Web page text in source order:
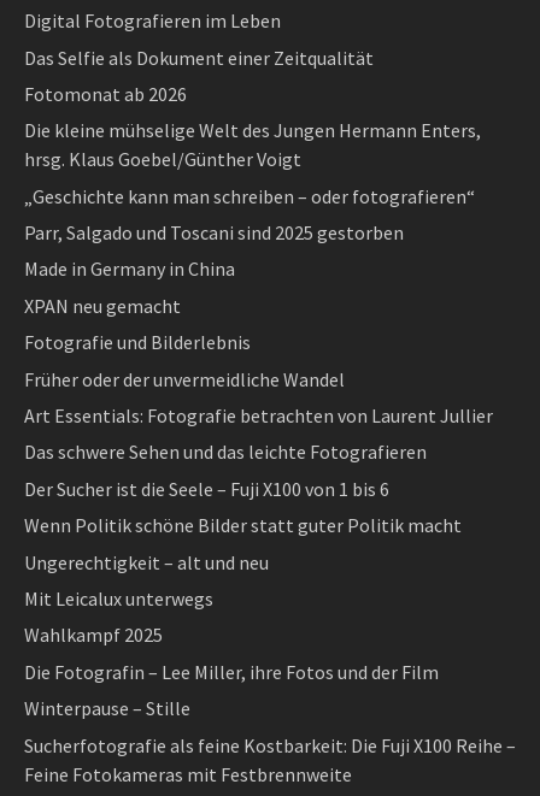
Digital Fotografieren im Leben
Das Selfie als Dokument einer Zeitqualität
Fotomonat ab 2026
Die kleine mühselige Welt des Jungen Hermann Enters,
hrsg. Klaus Goebel/Günther Voigt
„Geschichte kann man schreiben – oder fotografieren“
Parr, Salgado und Toscani sind 2025 gestorben
Made in Germany in China
XPAN neu gemacht
Fotografie und Bilderlebnis
Früher oder der unvermeidliche Wandel
Art Essentials: Fotografie betrachten von Laurent Jullier
Das schwere Sehen und das leichte Fotografieren
Der Sucher ist die Seele – Fuji X100 von 1 bis 6
Wenn Politik schöne Bilder statt guter Politik macht
Ungerechtigkeit – alt und neu
Mit Leicalux unterwegs
Wahlkampf 2025
Die Fotografin – Lee Miller, ihre Fotos und der Film
Winterpause – Stille
Sucherfotografie als feine Kostbarkeit: Die Fuji X100 Reihe –
Feine Fotokameras mit Festbrennweite